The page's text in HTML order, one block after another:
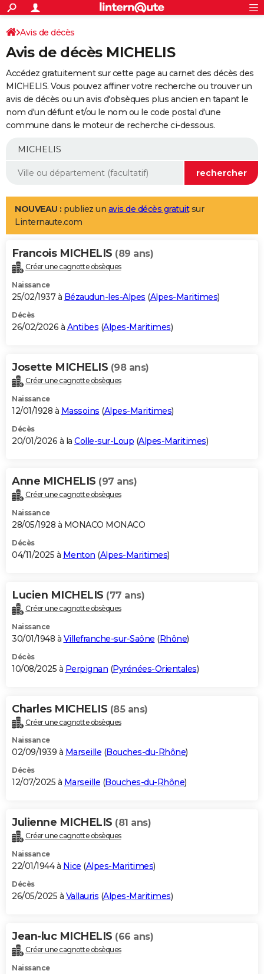
ACTUALITÉS
Politique
Société
Faits Divers
Education
Monde
Villes
+
SPORT
Coupe du monde 2026
Football
Tennis
Cyclisme
Rugby
Forum
Programme TV
TNT
Streaming
Cinéma
Sorties cinéma
Musique
+
FINANCE
Retraite
Epargne
Immobilier
Risques naturels par ville
Banque
Assurance
AUTO
Essais
Réserver un essai
Citadines
Berlines
SUV
Forum auto
+
Mobiles
Meilleur smartphone
Internet
Ordinateurs
Jeux vidéo
Guide high-tech
Aménagement intérieur
LIFESTYLE
Art de vivre
Bien-être
Loisirs
Mode
Modes de vie
Alimentation
Guide de la santé
Maladies
Médicaments
Sommeil
VOYAGE
Destinations
City break
Voyage nature
Voyage de noces
Forum
Climat
+PHOTO
GUIDES D'ACHAT
BONS PLANS
Carte de Noël
Carte Bonne année
Carte Saint-Valentin
Carte Pâques
Carte d'anniversaire
DICTIONNAIRE
Dictionnaire
Biographies
Citations
Expressions
Proverbes
PROGRAMME TV
S'inscrire
Se connecter
Lycées
Collèges
Primaires
Universités
Entreprises
Service militaire
Avis de recherche
AVIS DE DÉCÈS
Bricolage
Lifestyle
Culture
Sport
Auto
Television
Voyage
Cinema
Avis de décès
Avis de décès MICHELIS
Accédez gratuitement sur cette page au carnet des décès des
MICHELIS. Vous pouvez affiner votre recherche ou trouver un
avis de décès ou un avis d'obsèques plus ancien en tapant le
nom d'un défunt et/ou le nom ou le code postal d'une
commune dans le moteur de recherche ci-dessous.
NOUVEAU : publiez un avis de décès gratuitsur
Linternaute.com
Francois MICHELIS (89 ans)
Créer une cagnotte obsèques
Naissance
25/02/1937 à Bézaudun-les-Alpes (Alpes-Maritimes)
Décès
26/02/2026 à Antibes (Alpes-Maritimes)
Josette MICHELIS (98 ans)
Créer une cagnotte obsèques
Naissance
12/01/1928 à Massoins (Alpes-Maritimes)
Décès
20/01/2026 à la Colle-sur-Loup (Alpes-Maritimes)
Anne MICHELIS (97 ans)
Créer une cagnotte obsèques
Naissance
28/05/1928 à MONACO MONACO
Décès
04/11/2025 à Menton (Alpes-Maritimes)
Lucien MICHELIS (77 ans)
Créer une cagnotte obsèques
Naissance
30/01/1948 à Villefranche-sur-Saône (Rhône)
Décès
10/08/2025 à Perpignan (Pyrénées-Orientales)
Charles MICHELIS (85 ans)
Créer une cagnotte obsèques
Naissance
02/09/1939 à Marseille (Bouches-du-Rhône)
Décès
12/07/2025 à Marseille (Bouches-du-Rhône)
Julienne MICHELIS (81 ans)
Créer une cagnotte obsèques
Naissance
22/01/1944 à Nice (Alpes-Maritimes)
Décès
26/05/2025 à Vallauris (Alpes-Maritimes)
Jean-luc MICHELIS (66 ans)
Créer une cagnotte obsèques
Naissance